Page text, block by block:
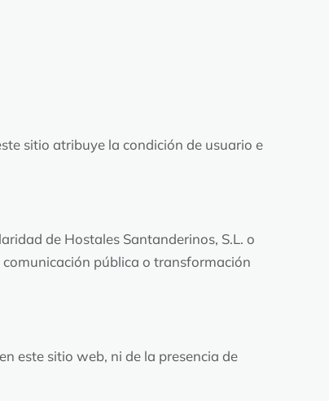
sitio atribuye la condición de usuario e
de Hostales Santanderinos, S.L. o
pública o transformación
este sitio web, ni de la presencia de